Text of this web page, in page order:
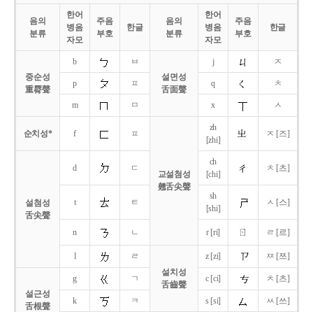
음의
분류
한어
병음
자모
주음
부호
한글
음의
분류
한어
병음
자모
주음
부호
한글
중순성
重脣聲
b
ㅂ
설면성
舌面聲
j ㅈ
p ㅍ q ㅊ
m ㅁ x ㅅ
순치성* f ㅍ
교설첨성
翹舌尖聲
zh
[zhi]
ㅈ [즈]
설첨성
舌尖聲
d ㄷ
ch
[chi]
ㅊ [츠]
t ㅌ
sh
[shi]
ㅅ [스]
n ㄴ r [ri] ㄖ ㄹ [르]
l
ㄹ
설치성
舌齒聲
z [zi] ㅉ [쯔]
설근성
舌根聲
g ㄱ c [ci] ㅊ [츠]
k ㅋ s [si] ㅆ [쓰]